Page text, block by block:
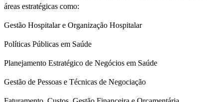
áreas estratégicas como:
Gestão Hospitalar e Organização Hospitalar
Políticas Públicas em Saúde
Planejamento Estratégico de Negócios em Saúde
Gestão de Pessoas e Técnicas de Negociação